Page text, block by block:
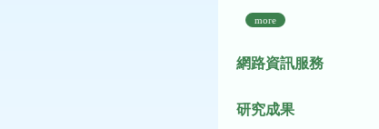
more
網路資訊服務
研究成果